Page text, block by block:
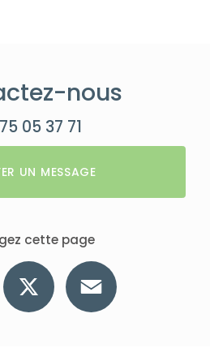
nous
05 37 71
UN MESSAGE
cette page
Facebook